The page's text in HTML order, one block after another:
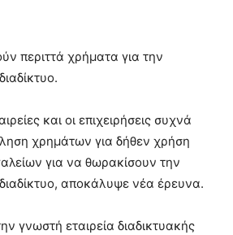
περιττά χρήματα για την
και οι επιχειρήσεις συχνά
χρημάτων για δήθεν χρήση
για να θωρακίσουν την
αποκάλυψε νέα έρευνα.
γνωστή εταιρεία διαδικτυακής